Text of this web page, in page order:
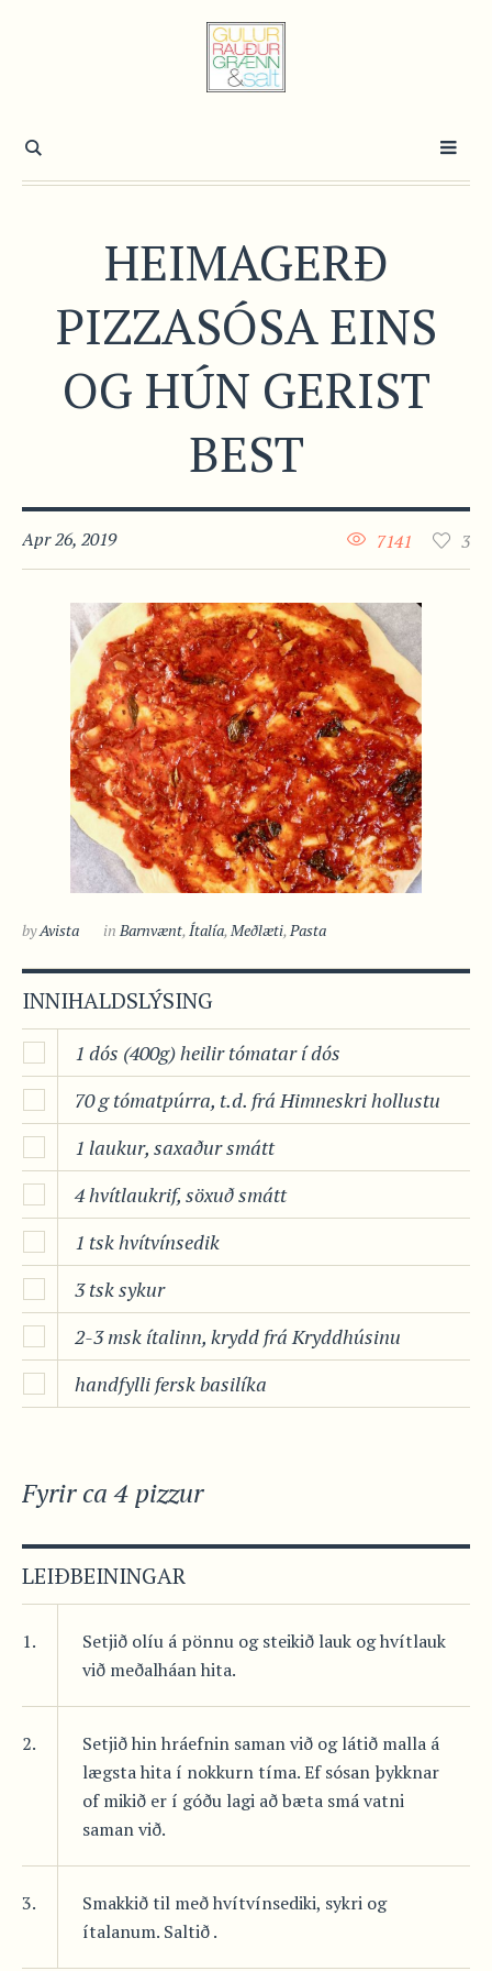
HEIMAGERÐ
PIZZASÓSA EINS
OG HÚN GERIST
BEST
Apr 26, 2019 3
7141
byAvista in Barnvænt,Ítalía,Meðlæti,Pasta
INNIHALDSLÝSING
1 dós (400g) heilir tómatar í dós
70 g tómatpúrra, t.d. frá Himneskri hollustu
1 laukur, saxaður smátt
4 hvítlaukrif, söxuð smátt
1 tsk hvítvínsedik
3 tsk sykur
2-3 msk ítalinn, krydd frá Kryddhúsinu
handfylli fersk basilíka
Fyrir ca 4 pizzur
LEIÐBEININGAR
1.
Setjið olíu á pönnu og steikið lauk og hvítlauk
við meðalháan hita.
2.
Setjið hin hráefnin saman við og látið malla á
lægsta hita í nokkurn tíma. Ef sósan þykknar
of mikið er í góðu lagi að bæta smá vatni
saman við.
3.
Smakkið til með hvítvínsediki, sykri og
ítalanum. Saltið .